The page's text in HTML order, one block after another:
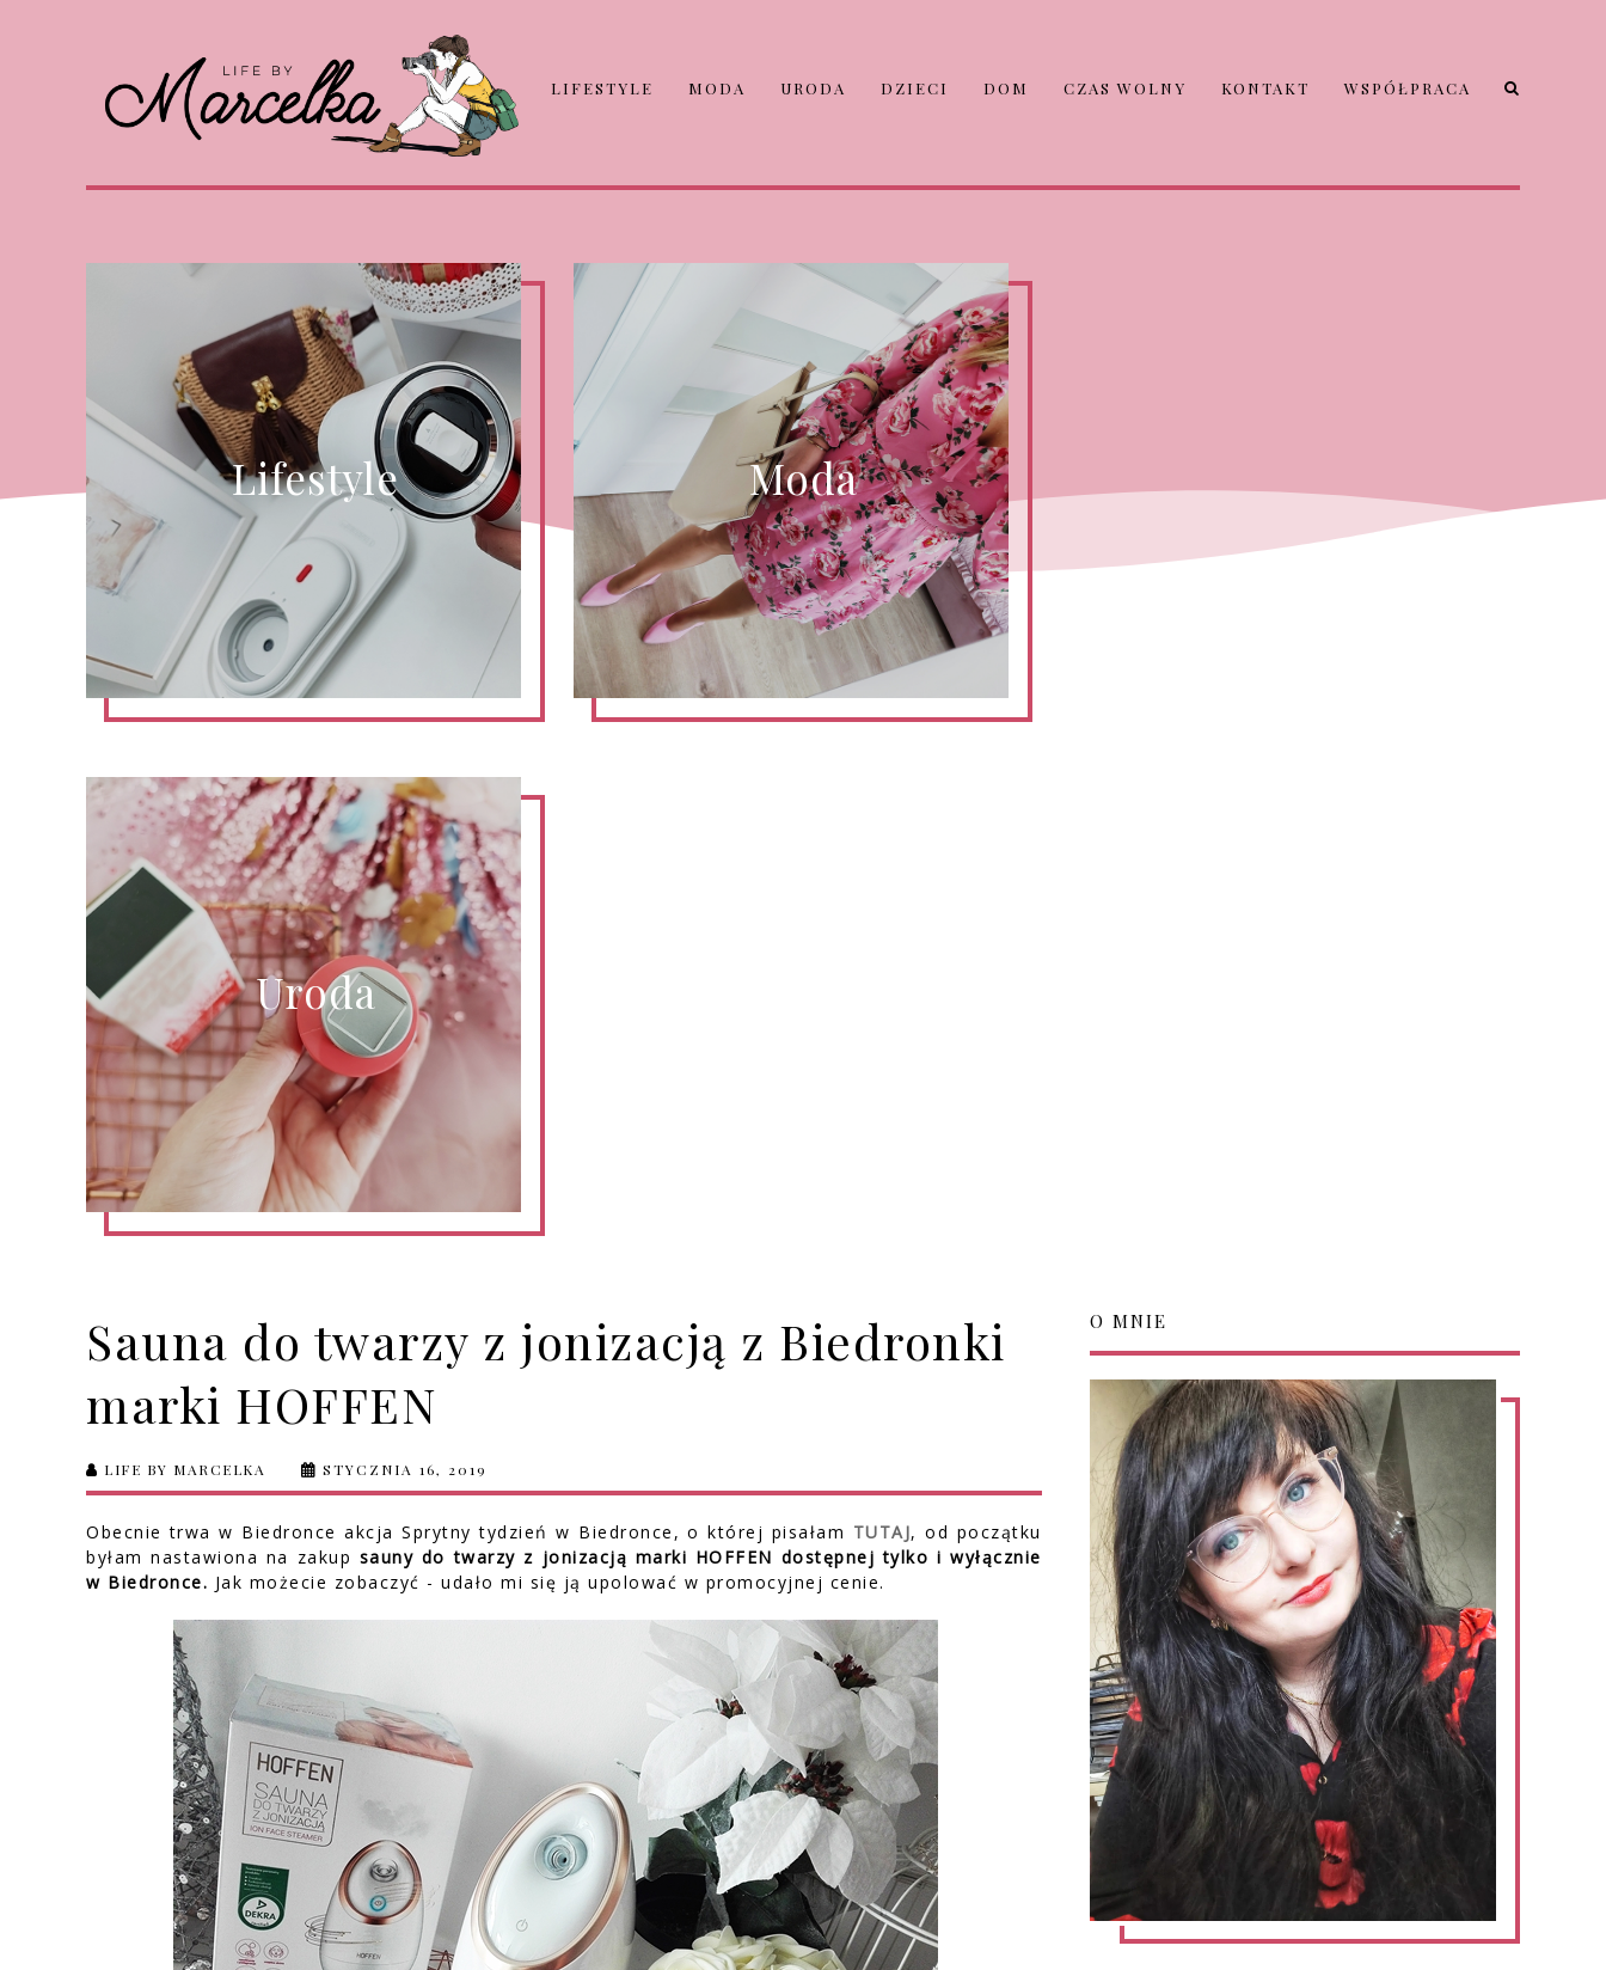
LIFESTYLE MODA URODA DZIECI DOM CZAS WOLNY KONTAKT WSPÓŁPRACA
Lifestyle Moda
Uroda
Sauna do twarzy z jonizacją z Biedronki
marki HOFFEN
LIFE BY MARCELKA STYCZNIA 16, 2019
Obecnie trwa w Biedronce akcja Sprytny tydzień w Biedronce, o której pisałam TUTAJ, od początku
byłam nastawiona na zakup sauny do twarzy z jonizacją marki HOFFEN dostępnej tylko i wyłącznie
w Biedronce. Jak możecie zobaczyć - udało mi się ją upolować w promocyjnej cenie.
O MNIE